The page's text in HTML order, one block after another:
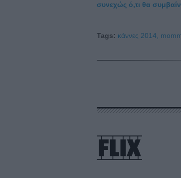
συνεχώς ό,τι θα
Tags: κάννες 2014,